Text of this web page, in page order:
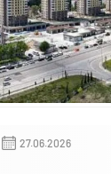
27.06.2026